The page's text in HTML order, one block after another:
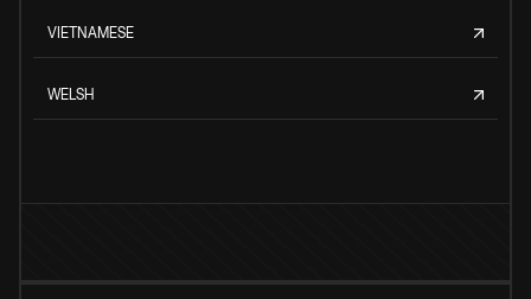
VIETNAMESE
WELSH